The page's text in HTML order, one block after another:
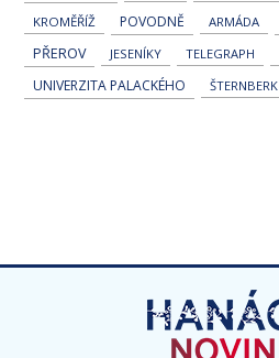
KROMĚŘÍŽ POVODNĚ ARMÁDA
PŘEROV JESENÍKY TELEGRAPH
UNIVERZITA PALACKÉHO ŠTERNBERK